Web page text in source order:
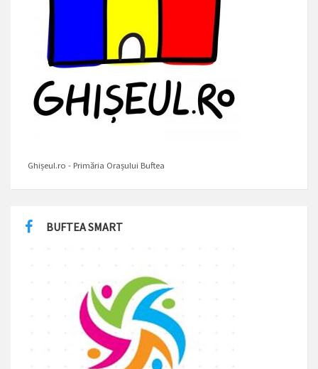
Ghișeul.ro - Primăria Orașului Buftea
BUFTEA SMART